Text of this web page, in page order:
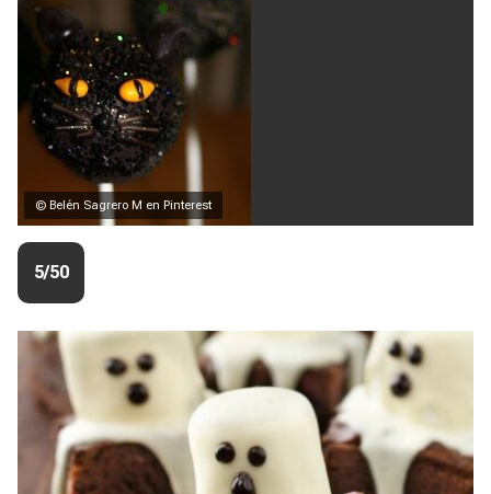
© Belén Sagrero M en Pinterest
5/50